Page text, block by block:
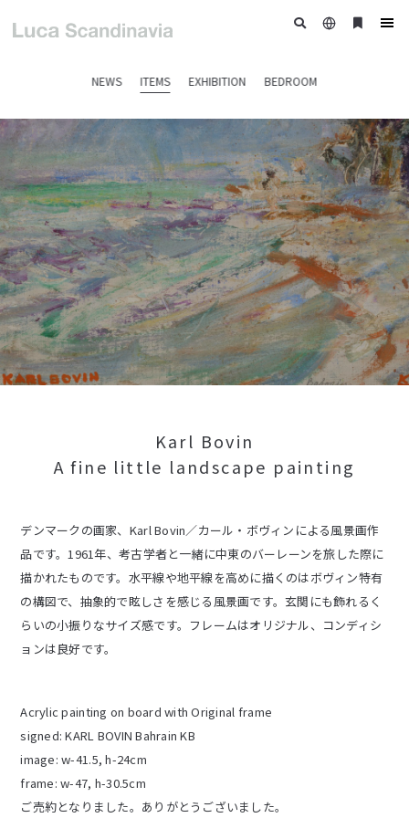
NEWS ITEMS EXHIBITION BEDROOM
日
ブ
ー
ク
Karl Bovin
A fine little landscape painting
デンマークの画家、Karl Bovin／カール・ボヴィンによる風景画作
品です。1961年、考古学者と一緒に中東のバーレーンを旅した際に
描かれたものです。水平線や地平線を高めに描くのはボヴィン特有
の構図で、抽象的で眩しさを感じる風景画です。玄関にも飾れるく
らいの小振りなサイズ感です。フレームはオリジナル、コンディシ
ョンは良好です。
Acrylic painting on board with Original frame
signed: KARL BOVIN Bahrain KB
image: w-41.5, h-24cm
frame: w-47, h-30.5cm
ご売約となりました。ありがとうございました。